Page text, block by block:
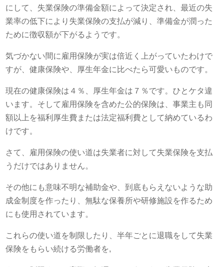
にして、失業保険の準備金額によって決定され、最近の失
業率の低下により失業保険の支払が減り、準備金が潤った
ために徴収額が下がるようです。
気づかない間に雇用保険が実は倍近く上がっていたわけで
すが、健康保険や、厚生年金に比べたら可愛いものです。
現在の健康保険は４％、厚生年金は７％です。ひとケタ違
います。そして雇用保険を含めた公的保険は、事業主も同
額以上を福利厚生費または法定福利費として納めているわ
けです。
さて、雇用保険の使い道は失業者に対して失業保険を支払
うだけではありません。
その他にも意味不明な補助金や、到底もらえないような助
成金制度を作ったり、無駄な保養所や研修施設を作るため
にも使用されています。
これらの使い道を制限したり、半年ごとに退職をして失業
保険をもらい続ける労働者を,